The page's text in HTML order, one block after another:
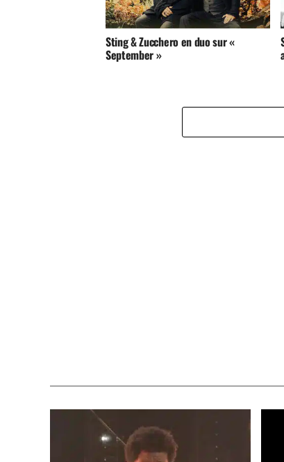
Sting & Zucchero en duo sur «
September »